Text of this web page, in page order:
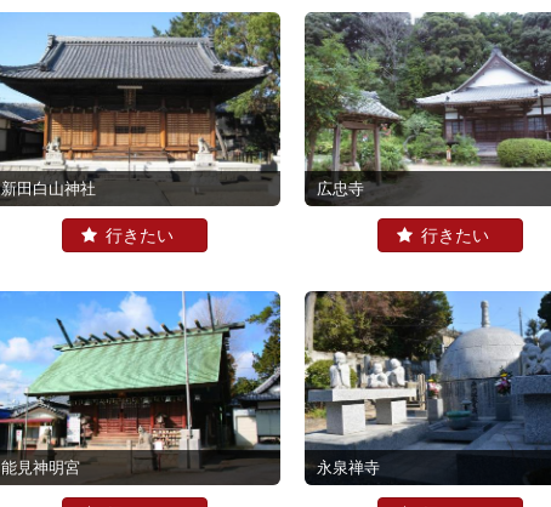
新田白山神社 広忠寺
能見神明宮 永泉禅寺